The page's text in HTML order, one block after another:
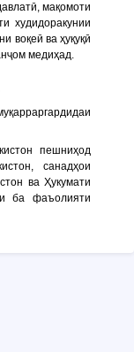
мақомоти
худидоракунии
воқеӣ ва ҳуқуқӣ
медиҳад.
пешниҳод
санадҳои
ва Ҳукумати
ба фаъолияти